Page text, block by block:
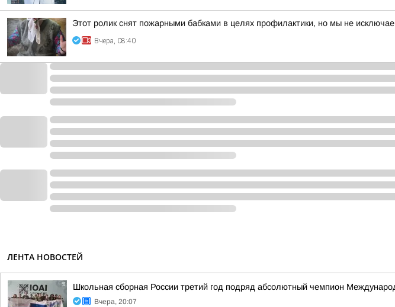
Этот ролик снят пожарными бабками в целях профилактики, но мы не
Вчера, 08:40
ЛЕНТА НОВОСТЕЙ
Школьная сборная России третий год подряд абсолютный чемпион
Вчера, 20:07